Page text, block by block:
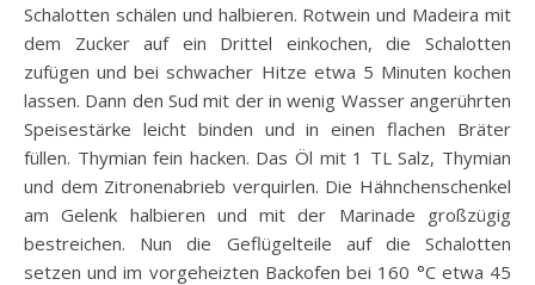
Schalotten schälen und halbieren. Rotwein und Madeira mit
dem Zucker auf ein Drittel einkochen, die Schalotten
zufügen und bei schwacher Hitze etwa 5 Minuten kochen
lassen. Dann den Sud mit der in wenig Wasser angerührten
Speisestärke leicht binden und in einen flachen Bräter
füllen. Thymian fein hacken. Das Öl mit 1 TL Salz, Thymian
und dem Zitronenabrieb verquirlen. Die Hähnchenschenkel
am Gelenk halbieren und mit der Marinade großzügig
bestreichen. Nun die Geflügelteile auf die Schalotten
setzen und im vorgeheizten Backofen bei 160 °C etwa 45